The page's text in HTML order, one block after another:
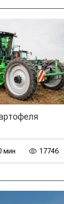
мин 17746